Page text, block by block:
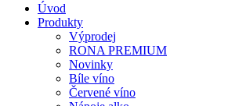
Úvod
Produkty
Výprodej
RONA PREMIUM
Novinky
Bíle víno
Červené víno